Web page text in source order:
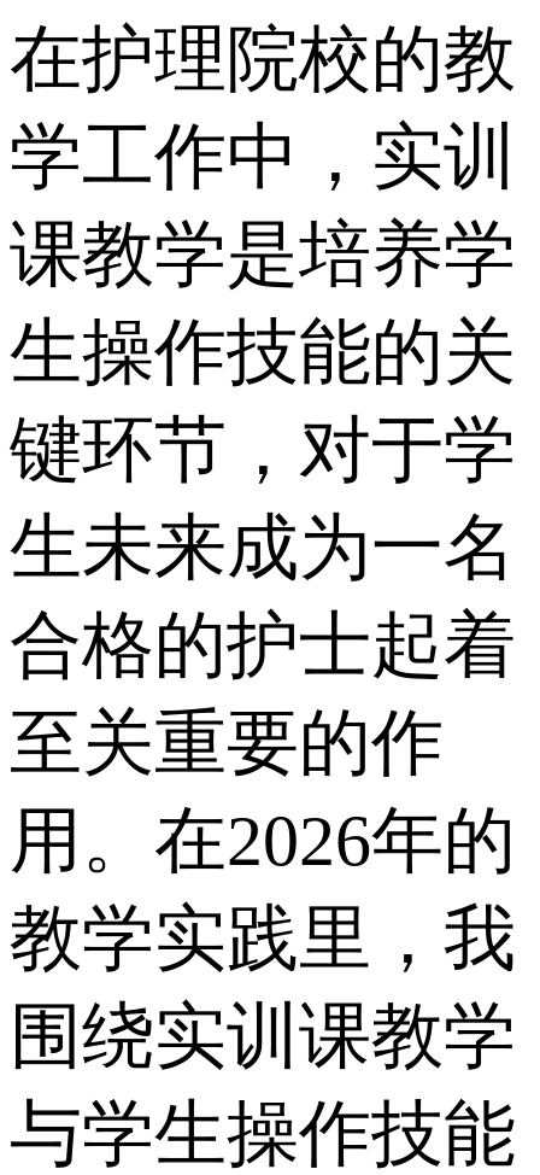
在护理院校的教
学工作中，实训
课教学是培养学
生操作技能的关
键环节，对于学
生未来成为一名
合格的护士起着
至关重要的作
用。在2026年的
教学实践里，我
围绕实训课教学
与学生操作技能